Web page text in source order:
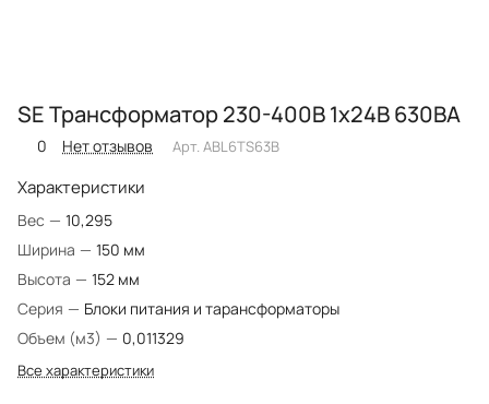
SE Трансформатор 230-400В 1х24В 630ВA
0 Нет отзывов Арт. ABL6TS63B
Характеристики
Вес — 10,295
Ширина — 150 мм
Высота — 152 мм
Серия — Блоки питания и тарансформаторы
Объем (м3) — 0,011329
Все характеристики